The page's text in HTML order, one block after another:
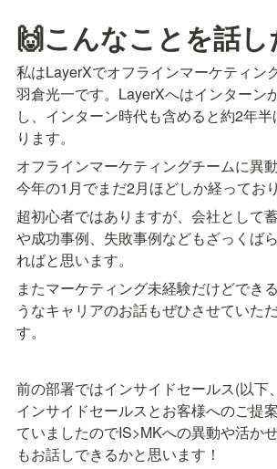
🙌こんなことを話し
私はLayerXでオフラインマーケティン
羽倉光一です。LayerXへはインターン
し、インターン時代も含めると約2年
ります。
オフラインマーケティングチームに異
今年の1月でまだ2月ほどしか経ってお
超初心者ではありますが、会社として
や成功事例、失敗事例などもざっくば
ればと思います。
またマーケティング未経験だけどでき
うなキャリアのお話もぜひさせていた
す。
前の部署ではインサイドセールス(以下
インサイドセールスとお客様へのご提
ていましたのでIS>MKへの異動や活か
もお話しできるかと思います！